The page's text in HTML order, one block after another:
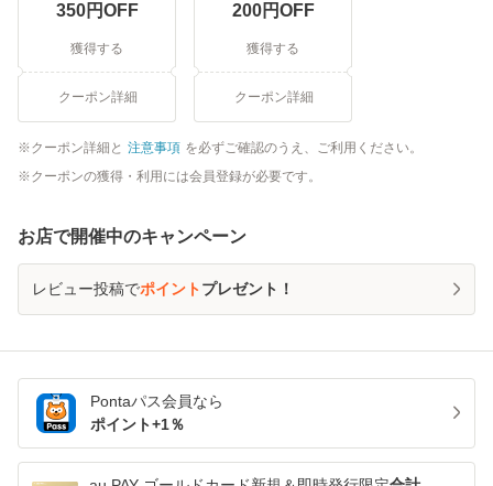
350円OFF
獲得する
クーポン詳細
200円OFF
獲得する
クーポン詳細
クーポン詳細と 注意事項 を必ずご確認のうえ、ご利用ください。
クーポンの獲得・利用には会員登録が必要です。
お店で開催中のキャンペーン
レビュー投稿でポイントプレゼント！
Pontaパス会員なら
ポイント+1％